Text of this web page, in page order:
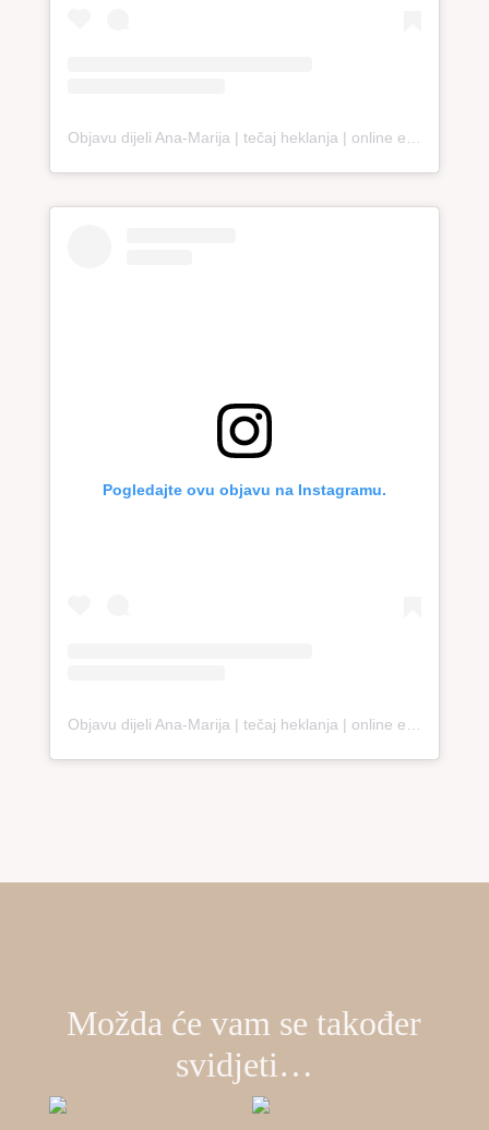
Objavu dijeli Ana-Marija | tečaj heklanja | online edukacija (@loopco.bags.academy)
Pogledajte ovu objavu na Instagramu.
Možda će vam se također
svidjeti…